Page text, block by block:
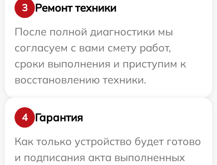
3
Ремонт техники
После полной диагностики мы
согласуем с вами смету работ,
сроки выполнения и приступим к
восстановлению техники.
4
Гарантия
Как только устройство будет готово
и подписания акта выполненных